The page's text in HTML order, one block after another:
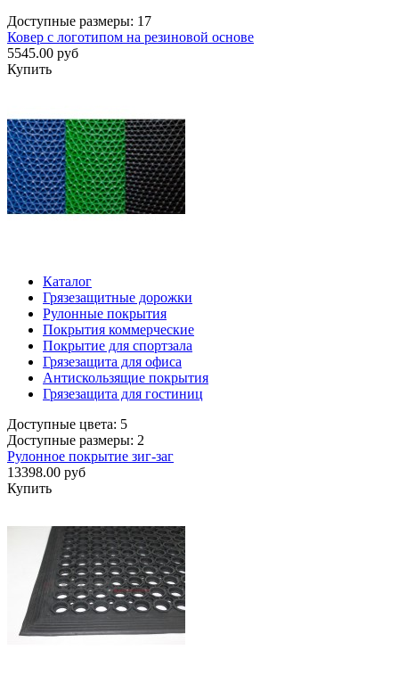
Доступные размеры: 17
Ковер с логотипом на резиновой основе
5545.00 руб
Купить
Каталог
Грязезащитные дорожки
Рулонные покрытия
Покрытия коммерческие
Покрытие для спортзала
Грязезащита для офиса
Антискользящие покрытия
Грязезащита для гостиниц
Доступные цвета: 5
Доступные размеры: 2
Рулонное покрытие зиг-заг
13398.00 руб
Купить